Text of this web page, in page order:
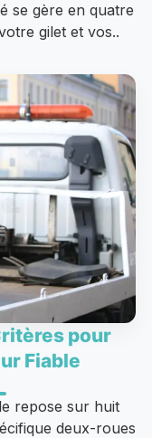
se gère en quatre
gilet et vos..
pour
Fiable
repose sur huit
deux-roues